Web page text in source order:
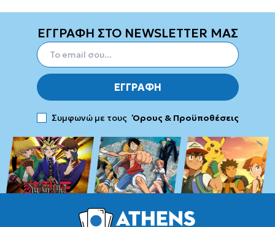
ΕΓΓΡΑΦΗ ΣΤΟ NEWSLETTER ΜΑΣ
ΕΓΓΡΑΦΗ
Συμφωνώ με τους Όρους & Προϋποθέσεις